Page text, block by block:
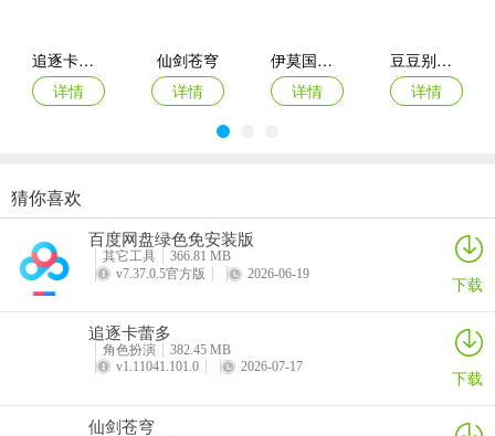
3、丰富外观：提供海量时装，角色可穿着护士装、海军装等多种服
饰，时装还可进行强化升级。
追逐卡蕾多
详情
仙剑苍穹
详情
伊莫国际服
详情
豆豆别嚣张游戏
详情
酷跑西游手游
详情
巴雄天下
详情
指尖无双手游
数码宝贝up手游
猜你喜欢
百度网盘绿色免安装版
其它工具
366.81 MB
v7.37.0.5官方版
2026-06-19 下载
追逐卡蕾多
角色扮演
382.45 MB
v1.11041.101.0
2026-07-17 下载
仙剑苍穹